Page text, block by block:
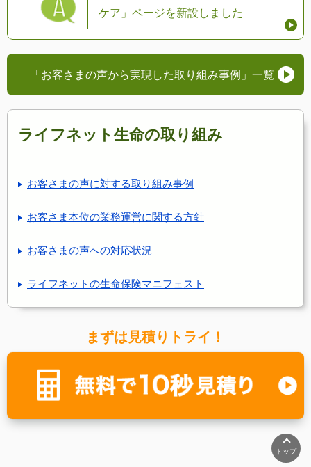
ケア」ページを新設しました
「お客さまの声から実現した取り組み事例」 一覧
ライフネット生命の取り組み
お客さまの声に対する取り組み事例
お客さま本位の業務運営に関する方針
お客さまの声への対応状況
ライフネットの生命保険マニフェスト
まずは見積りトライ！
トップ